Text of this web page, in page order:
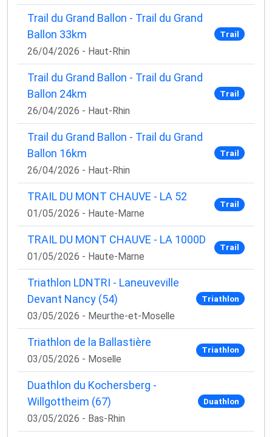
Trail du Grand Ballon - Trail du Grand
Ballon 33km
26/04/2026 - Haut-Rhin
Trail
Trail du Grand Ballon - Trail du Grand
Ballon 24km
26/04/2026 - Haut-Rhin
Trail
Trail du Grand Ballon - Trail du Grand
Ballon 16km
26/04/2026 - Haut-Rhin
Trail
TRAIL DU MONT CHAUVE - LA 52
01/05/2026 - Haute-Marne
Trail
TRAIL DU MONT CHAUVE - LA 1000D
01/05/2026 - Haute-Marne
Trail
Triathlon LDNTRI - Laneuveville
Devant Nancy (54)
03/05/2026 - Meurthe-et-Moselle
Triathlon
Triathlon de la Ballastière
03/05/2026 - Moselle
Triathlon
Duathlon du Kochersberg -
Willgottheim (67)
03/05/2026 - Bas-Rhin
Duathlon